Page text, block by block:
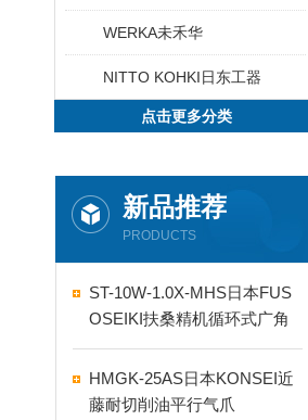
WERKA未禾华
NITTO KOHKI日东工器
点击更多分类
新品推荐
PRODUCTS
ST-10W-1.0X-MHS日本FUS
OSEIKI扶桑精机循环式广角
自动喷嘴
HMGK-25AS日本KONSEI近
藤耐切削油平行气爪